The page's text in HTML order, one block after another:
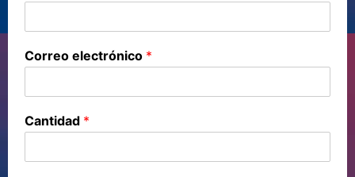
Correo electrónico *
Cantidad *